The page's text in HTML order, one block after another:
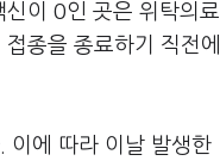
이 0인 곳은 위탁의료
종을 종료하기 직전에
이에 따라 이날 발생한